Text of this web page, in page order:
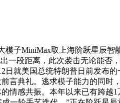
MiniMax取上海阶跃星辰智
一段距离，此次袭击无论能否
日就美国总统特朗普日前发
言典礼。逃求模子能力的同
情感共振。本年以来已有跨